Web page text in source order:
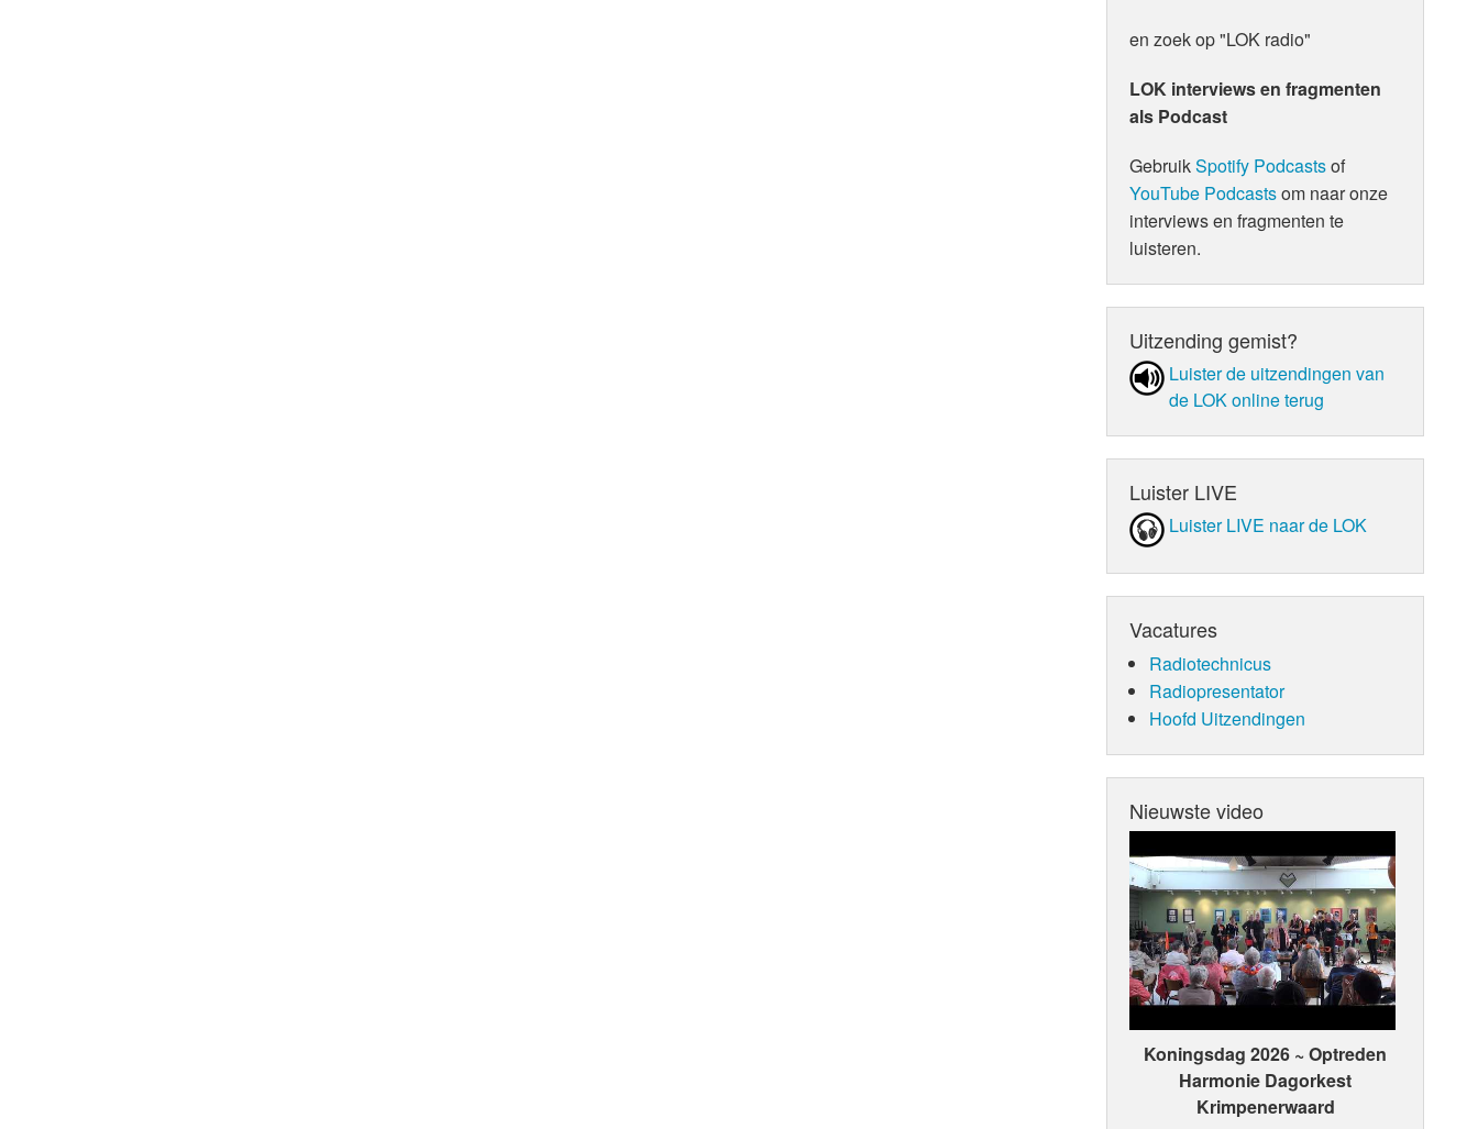
en zoek op "LOK radio"
LOK interviews en fragmenten
als Podcast
GebruikSpotify Podcastsof
YouTube Podcastsom naar onze
interviews en fragmenten te
luisteren.
Uitzending gemist?
Luister de uit­zen­din­gen van
de LOK online terug
Luister LIVE
Luister LIVE naar de LOK
Vacatures
Radiotechnicus
Radiopresentator
Hoofd Uitzendingen
Nieuwste video
Koningsdag 2026 ~ Optreden
Harmonie Dagorkest
Krimpenerwaard